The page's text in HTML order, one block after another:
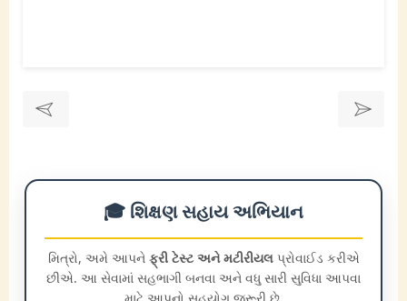
🎓 શિક્ષણ સહાય અભિયાન
મિત્રો, અમે આપને ફ્રી ટેસ્ટ અને મટીરીયલપ્રોવાઈડ કરીએ
છીએ. આ સેવામાં સહભાગી બનવા અને વધુ સારી સુવિધા આપવા